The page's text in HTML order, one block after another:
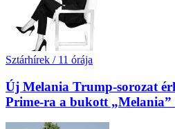
Sztárhírek / 11 órája
Új Melania Trump-sorozat
Prime-ra a bukott „Melania”